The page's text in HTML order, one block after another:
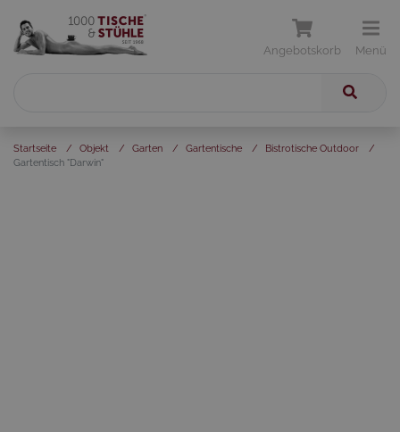
Angebotskorb Menü
Startseite / Objekt / Garten / Gartentische / Bistrotische Outdoor
/
Gartentisch "Darwin"